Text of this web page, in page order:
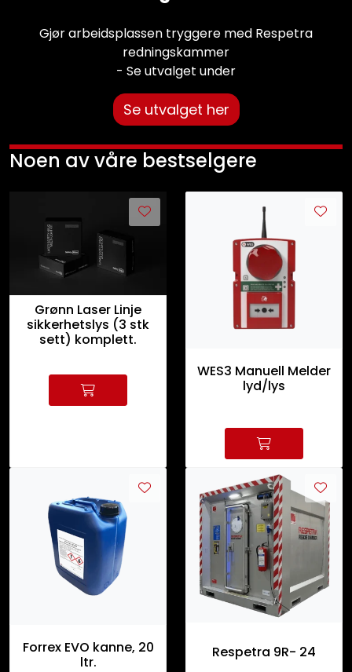
Gjør arbeidsplassen tryggere med Respetra
redningskammer
- Se utvalget under
Se utvalget her
Noen av våre bestselgere
Grønn Laser Linje
sikkerhetslys (3 stk
sett) komplett.
WES3 Manuell Melder
lyd/lys
Forrex EVO kanne, 20
ltr.
Respetra 9R- 24